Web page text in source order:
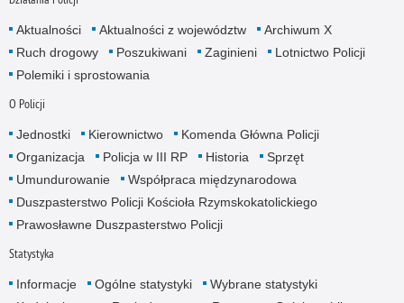
Aktualności Aktualności z województw
Archiwum X
Ruch drogowy
Poszukiwani Zaginieni
Lotnictwo Policji
Polemiki i sprostowania
O Policji
Jednostki Kierownictwo
Komenda Główna Policji
Organizacja
Policja w III RP Historia
Sprzęt
Umundurowanie
Współpraca międzynarodowa
Duszpasterstwo Policji Kościoła Rzymskokatolickiego
Prawosławne Duszpasterstwo Policji
Statystyka
Informacje Ogólne statystyki
Wybrane statystyki